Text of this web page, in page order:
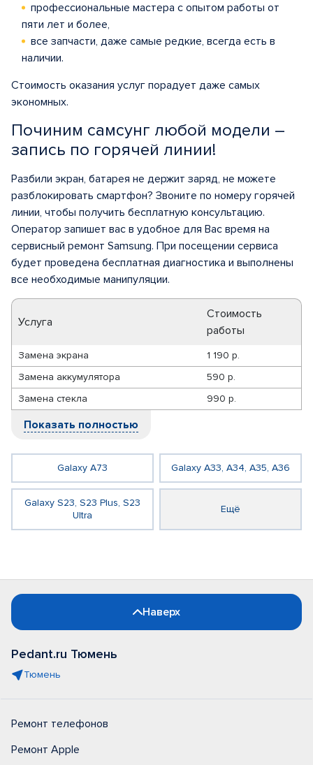
профессиональные мастера с опытом работы от
пяти лет и более,
все запчасти, даже самые редкие, всегда есть в
наличии.
Стоимость оказания услуг порадует даже самых
экономных.
Починим самсунг любой модели –
запись по горячей линии!
Разбили экран, батарея не держит заряд, не можете
разблокировать смартфон? Звоните по номеру горячей
линии, чтобы получить бесплатную консультацию.
Оператор запишет вас в удобное для Вас время на
сервисный ремонт Samsung. При посещении сервиса
будет проведена бесплатная диагностика и выполнены
все необходимые манипуляции.
Услуга
Стоимость
работы
Замена экрана
1 190 р.
Замена аккумулятора
590 р.
Замена стекла
990 р.
Показать полностью
Galaxy A73 Galaxy A33, A34, A35, A36
Galaxy S23, S23 Plus, S23
Ultra
Ещё
Наверх
Pedant.ru Тюмень
Тюмень
Ремонт телефонов
Ремонт Apple